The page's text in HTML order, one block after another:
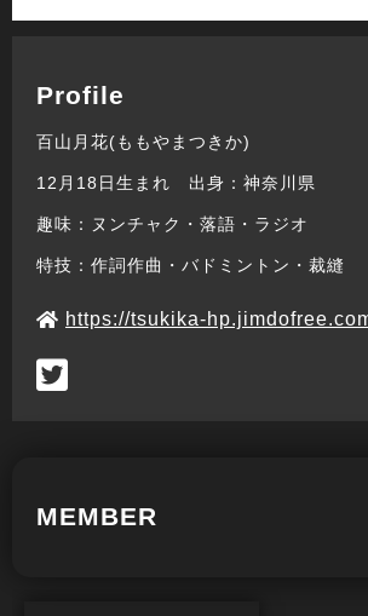
Profile
百山月花(ももやまつきか)
12月18日生まれ 出身：神奈川県
趣味：ヌンチャク・落語・ラジオ
特技：作詞作曲・バドミントン・裁縫
https://tsukika-
MEMBER